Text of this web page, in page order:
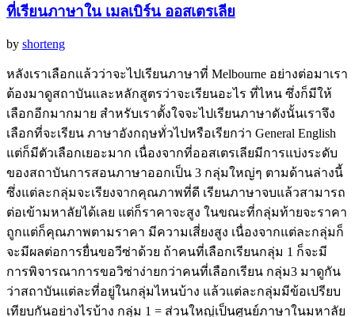
ที่เรียนภาษาใน เมลเบิร์น ออสเตรเลีย
by shorteng
หลังเราเลือกแล้วว่าจะไปเรียนภาษาที่ Melbourne อย่างต่อมาเรา
ต้องมาดูสถาบันและหลักสูตรว่าจะเรียนอะไร ที่ไหน ซึ่งก็มีให้
เลือกอีกมากมาย สำหรับเราตั้งใจจะไปเรียนภาษาดังนั้นเราจึง
เลือกที่จะเรียน ภาษาอังกฤษทั่วไปหรือเรียกว่า General English
แต่ก็มีตัวเลือกเยอะมาก เนื่องจากที่ออสเตรเลียมีการแบ่งระดับ
ของสถาบันการสอนภาษาออกเป็น 3 กลุ่มใหญ่ๆ ตามด้านล่างนี้
ซึ่งแต่ละกลุ่มจะเรียงจากคุณภาพที่ดี เรียนภาษาจบแล้วสามารถ
ต่อเข้ามหาลัยได้เลย แต่ก็ราคาจะสูง ในขณะที่กลุ่มท้ายจะราคา
ถูกแต่ก็คุณภาพตามราคา มีความเสี่ยงสูง เนื่องจากแต่ละกลุ่มก็
จะมีผลต่อการยื่นขอวีซ่าด้วย ถ้าคนที่เลือกเรียนกลุ่ม 1 ก็จะมี
การพิจารณาการขอวิซ่าง่ายกว่าคนที่เลือกเรียน กลุ่ม3 มาดูกัน
ว่าสถาบันแต่ละที่อยู่ในกลุ่มไหนบ้าง แล้วแต่ละกลุ่มมีข้อเปรียบ
เทียบกันอย่างไรบ้าง กลุ่ม 1 = ส่วนใหญ่เป็นศูนย์ภาษาในมหาลัย